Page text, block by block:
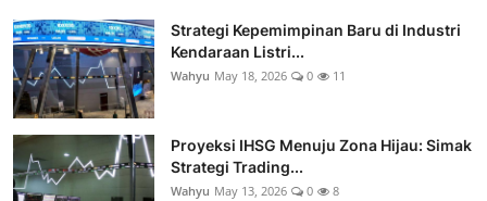
Strategi Kepemimpinan Baru di Industri
Kendaraan Listri...
Wahyu May 18, 2026 0 11
Proyeksi IHSG Menuju Zona Hijau: Simak
Strategi Trading...
Wahyu May 13, 2026 0 8